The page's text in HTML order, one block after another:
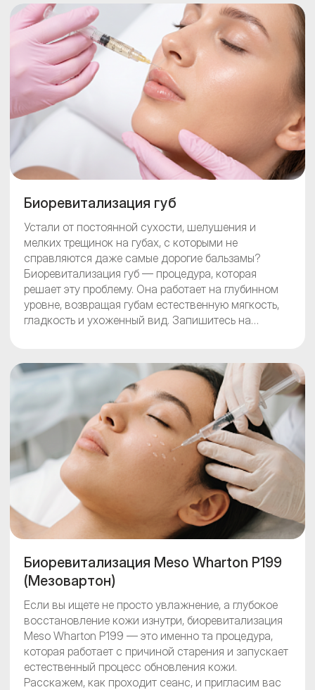
основе гиалуроновой кислоты, чтобы ваша кожа
выглядела отдохнувшей и ухоженной. Запишитесь
на консультацию к нашему косметологу, чтобы
подобрать индивидуальную программу.
Биоревитализация губ
Устали от постоянной сухости, шелушения и
мелких трещинок на губах, с которыми не
справляются даже самые дорогие бальзамы?
Биоревитализация губ — процедура, которая
решает эту проблему. Она работает на глубинном
уровне, возвращая губам естественную мягкость,
гладкость и ухоженный вид. Запишитесь на
Биоревитализация Meso Wharton P199
(Мезовартон)
Если вы ищете не просто увлажнение, а глубокое
восстановление кожи изнутри, биоревитализация
Meso Wharton P199 — это именно та процедура,
которая работает с причиной старения и запускает
естественный процесс обновления кожи.
Расскажем, как проходит сеанс, и пригласим вас